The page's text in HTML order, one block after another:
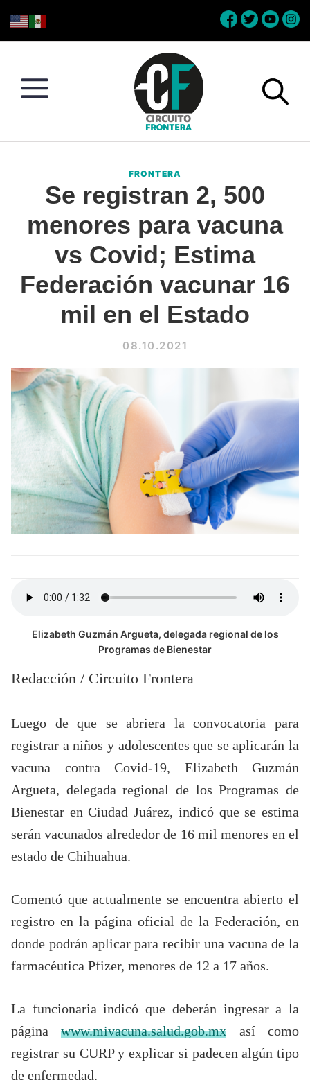
to
to
to
to
Conéctate
la
frontera
FRONTERA
Se registran 2, 500
menores para vacuna
vs Covid; Estima
Federación vacunar 16
mil en el Estado
08.10.2021
Elizabeth Guzmán Argueta, delegada regional de los
Programas de Bienestar
Redacción / Circuito Frontera
Luego de que se abriera la convocatoria para
registrar a niños y adolescentes que se aplicarán la
vacuna contra Covid-19, Elizabeth Guzmán
Argueta, delegada regional de los Programas de
Bienestar en Ciudad Juárez, indicó que se estima
serán vacunados alrededor de 16 mil menores en el
estado de Chihuahua.
Comentó que actualmente se encuentra abierto el
registro en la página oficial de la Federación, en
donde podrán aplicar para recibir una vacuna de la
farmacéutica Pfizer, menores de 12 a 17 años.
La funcionaria indicó que deberán ingresar a la
páginawww.mivacuna.salud.gob.mx así como
registrar su CURP y explicar si padecen algún tipo
de enfermedad.